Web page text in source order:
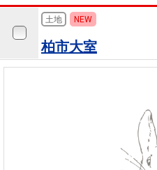
土地 NEW
柏市大室